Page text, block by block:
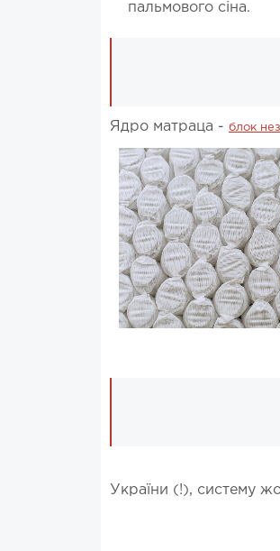
пальмового сіна.
Ядро матраца - блок
України (!), систему